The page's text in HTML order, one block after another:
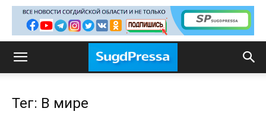
Тег: В мире